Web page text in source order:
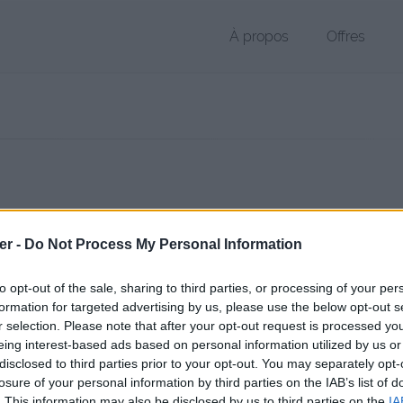
- Do Not Process My Personal Information
opt-out of the sale, sharing to third parties, or processing of your
for targeted advertising by us, please use the below opt-out
selection. Please note that after your opt-out request is processed
interest-based ads based on personal information utilized by us
to third parties prior to your opt-out. You may separately
of your personal information by third parties on the IAB’s list of
À propos Offres
public, envoyé le 3 août 2017 à 11:17, depuis l'adresse IP
page de téléchargement a été vue 1006 fois depuis l'envoi du
fichier.fr/2017/08/03/scriptxd/ Copier
sur le Web et les réseaux